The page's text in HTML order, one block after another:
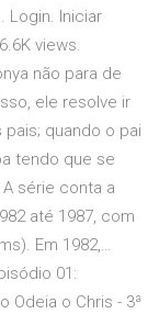
Login. Iniciar
views.
não para de
ele resolve ir
quando o pai
tendo que se
série conta a
até 1987, com
Em 1982,…
01:
Odeia o Chris - 3ª